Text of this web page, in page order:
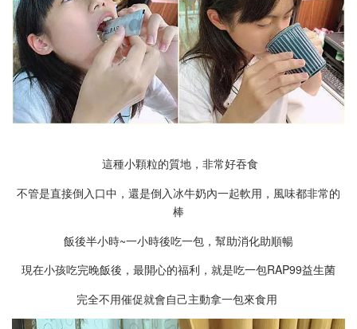
這種小顆粒的質地，非常好吞食
不管是直接倒入口中，還是倒入冰牛奶內一起軟用，風味都非常的
棒
飯後半小時~一小時後吃一包，幫助消化助順暢
現在小孩吃完晚飯後，最開心的福利，就是吃一包RAP99益生菌
完全不用催促就會自己主動拿一包來食用